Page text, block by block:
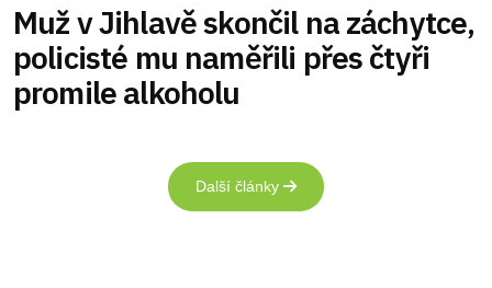
Muž v Jihlavě skončil na záchytce,
policisté mu naměřili přes čtyři
promile alkoholu
Další články